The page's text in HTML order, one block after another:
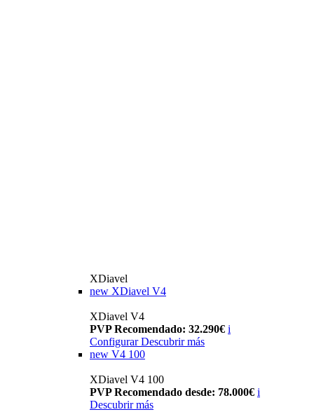
XDiavel
new XDiavel V4
XDiavel V4
PVP Recomendado: 32.290€ i
Configurar Descubrir más
new V4 100
XDiavel V4 100
PVP Recomendado desde: 78.000€ i
Descubrir más